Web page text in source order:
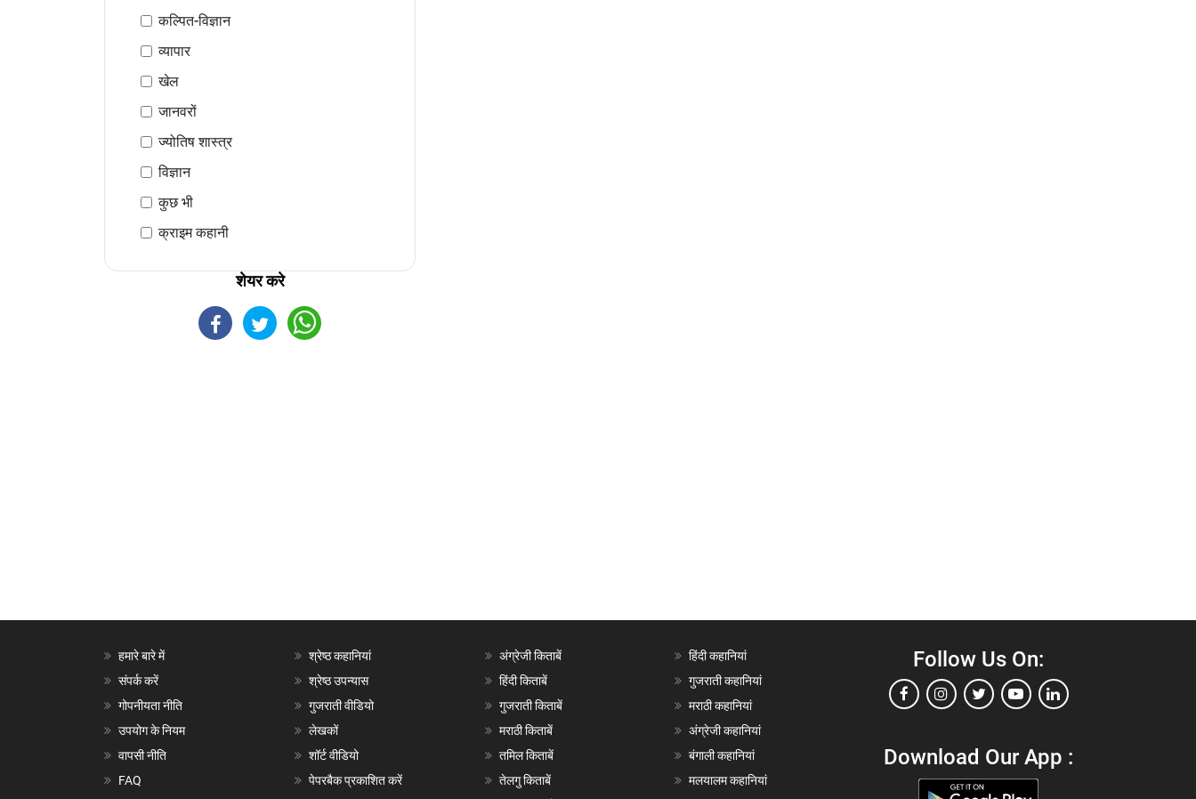
कल्पित-विज्ञान
व्यापार
खेल
जानवरों
ज्योतिष शास्त्र
विज्ञान
कुछ भी
क्राइम कहानी
शेयर करे
हमारे बारे में
संपर्क करें
गोपनीयता नीति
उपयोग के नियम
वापसी नीति
FAQ
श्रेष्ठ कहानियां
श्रेष्ठ उपन्यास
गुजराती वीडियो
लेखकों
शॉर्ट वीडियो
पेपरबैक प्रकाशित करें
अंग्रेजी किताबें
हिंदी किताबें
गुजराती किताबें
मराठी किताबें
तमिल किताबें
तेलगु किताबें
हिंदी कहानियां
गुजराती कहानियां
मराठी कहानियां
अंग्रेजी कहानियां
बंगाली कहानियां
मलयालम कहानियां
Follow Us On:
Download Our App :